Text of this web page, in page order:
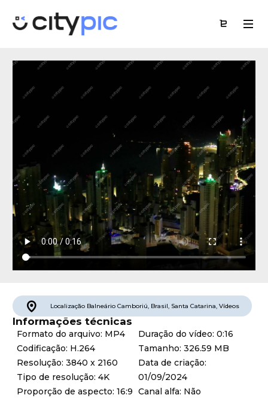
Localização Balneário Camboriú, Brasil, Santa Catarina, Vídeos
Informações técnicas
Formato do arquivo: MP4
Codificação: H.264
Resolução: 3840 x 2160
Tipo de resolução: 4K
Proporção de aspecto: 16:9
Duração do vídeo: 0:16
Tamanho: 326.59 MB
Data de criação:
01/09/2024
Canal alfa: Não